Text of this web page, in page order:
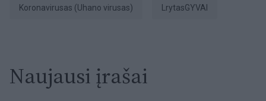
koronavirusas (Uhano virusas) LrytasGYVAI
Naujausi įrašai